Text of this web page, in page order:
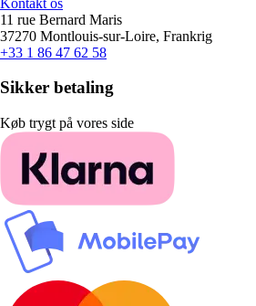
11 rue Bernard Maris
37270 Montlouis-sur-Loire, Frankrig
+33 1 86 47 62 58
Sikker betaling
Køb trygt på vores side